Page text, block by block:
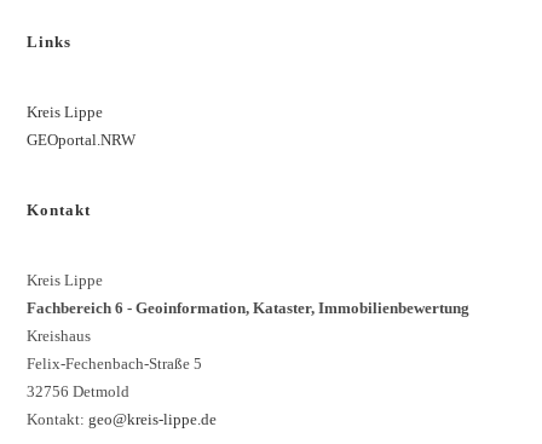
Links
Kreis Lippe
GEOportal.NRW
Kontakt
Kreis Lippe
Fachbereich 6 - Geoinformation, Kataster, Immobilienbewertung
Kreishaus
Felix-Fechenbach-Straße 5
32756 Detmold
Kontakt:geo@kreis-lippe.de